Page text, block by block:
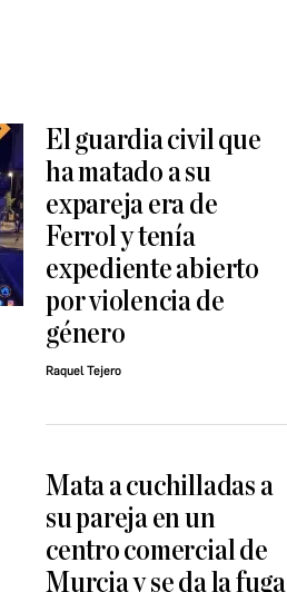
El guardia civil que
ha matado a su
expareja era de
Ferrol y tenía
expediente abierto
por violencia de
género
Raquel Tejero
Mata a cuchilladas a
su pareja en un
centro comercial de
Murcia y se da la fuga